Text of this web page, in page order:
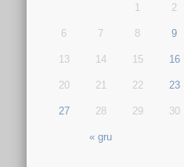
« gru
1 2
6 7 8 9
13 14 15 16
20 21 22 23
27 28 29 30